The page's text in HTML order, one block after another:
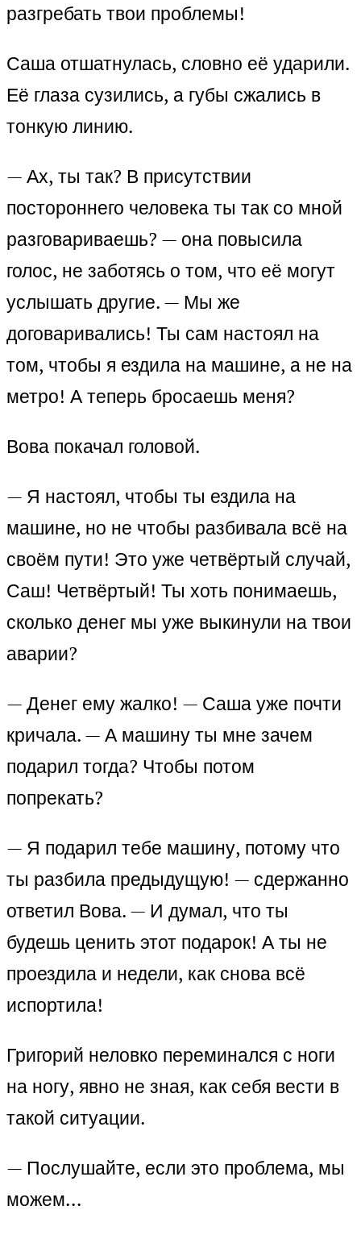
разгребать твои проблемы!
Саша отшатнулась, словно её ударили.
Её глаза сузились, а губы сжались в
тонкую линию.
— Ах, ты так? В присутствии
постороннего человека ты так со мной
разговариваешь? — она повысила
голос, не заботясь о том, что её могут
услышать другие. — Мы же
договаривались! Ты сам настоял на
том, чтобы я ездила на машине, а не на
метро! А теперь бросаешь меня?
Вова покачал головой.
— Я настоял, чтобы ты ездила на
машине, но не чтобы разбивала всё на
своём пути! Это уже четвёртый случай,
Саш! Четвёртый! Ты хоть понимаешь,
сколько денег мы уже выкинули на твои
аварии?
— Денег ему жалко! — Саша уже почти
кричала. — А машину ты мне зачем
подарил тогда? Чтобы потом
попрекать?
— Я подарил тебе машину, потому что
ты разбила предыдущую! — сдержанно
ответил Вова. — И думал, что ты
будешь ценить этот подарок! А ты не
проездила и недели, как снова всё
испортила!
Григорий неловко переминался с ноги
на ногу, явно не зная, как себя вести в
такой ситуации.
— Послушайте, если это проблема, мы
можем…